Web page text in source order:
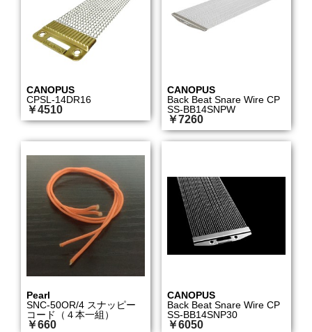
CANOPUS
CPSL-14DR16
￥4510
CANOPUS
Back Beat Snare Wire CP
SS-BB14SNPW
￥7260
Pearl
SNC-50OR/4 スナッピー
コード（４本一組）
￥660
CANOPUS
Back Beat Snare Wire CP
SS-BB14SNP30
￥6050